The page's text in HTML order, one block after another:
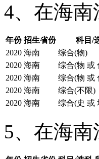
4、在海南
年份 招生省份 科目/
2020 海南 综合(物)
2020 海南 综合(物 或
2020 海南 综合(物 或
2020 海南 综合(不限)
2020 海南 综合(史 或
5、在海